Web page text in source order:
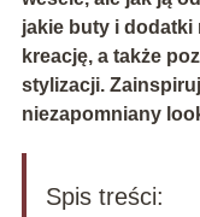
jakie buty i dodatki
kreację, a także
stylizacji.
niezapomniany
Spis treści: